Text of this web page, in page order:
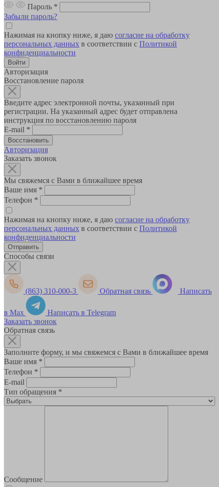
Пароль *
Забыли пароль?
Нажимая на кнопку ниже, я даю согласие на обработку
персональных данных в соответствии с Политикой
конфиденциальности
Авторизация
Восстановление пароля
Введите адрес электронной почты, указанный при
регистрации. На указанный адрес будет отправлена
инструкция по восстановлению пароля
E-mail *
Авторизация
Заказать звонок
Мы свяжемся с Вами в ближайшее время
Ваше имя *
Телефон *
Нажимая на кнопку ниже, я даю согласие на обработку
персональных данных в соответствии с Политикой
конфиденциальности
Способы связи
(863) 310-000-3 Обратная связь Написать
в Max
Написать в Telegram
Заказать звонок
Обратная связь
Заполните форму, и мы свяжемся с Вами в ближайшее время
Ваше имя *
Телефон *
E-mail
Тип обращения *
Сообщение